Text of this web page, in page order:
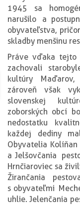
1945 sa
narušilo a
obyvateľstva,
skladby menšinu
Práve vďaka tejto
zachovali
kultúry
zároveň však
slovenskej
zoborských obcí
nedostatku
každej dediny
Obyvatelia
a Jelšovčania
Hrnčiaroviec sa
Žirančania
s obyvateľmi
uhlie. Jelenčania